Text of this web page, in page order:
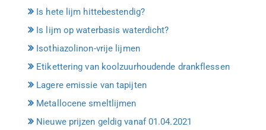
Is hete lijm hittebestendig?
Is lijm op waterbasis waterdicht?
Isothiazolinon-vrije lijmen
Etikettering van koolzuurhoudende drankflessen
Lagere emissie van tapijten
Metallocene smeltlijmen
Nieuwe prijzen geldig vanaf 01.04.2021